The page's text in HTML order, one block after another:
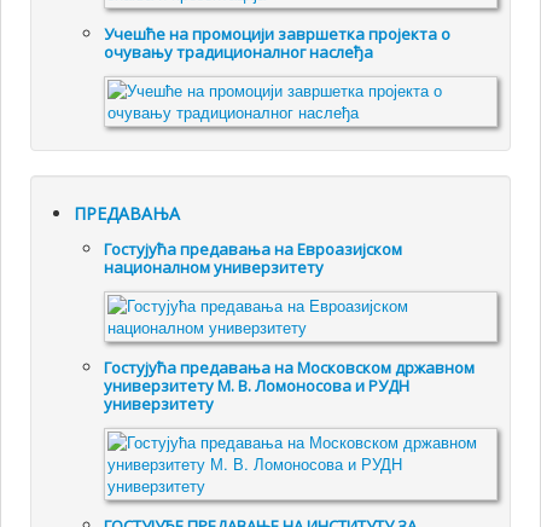
Учешће на промоцији завршетка пројекта о
очувању традиционалног наслеђа
ПРЕДАВАЊА
Гостујућа предавања на Евроазијском
националном универзитету
Гостујућа предавања на Московском државном
универзитету М. В. Ломоносова и РУДН
универзитету